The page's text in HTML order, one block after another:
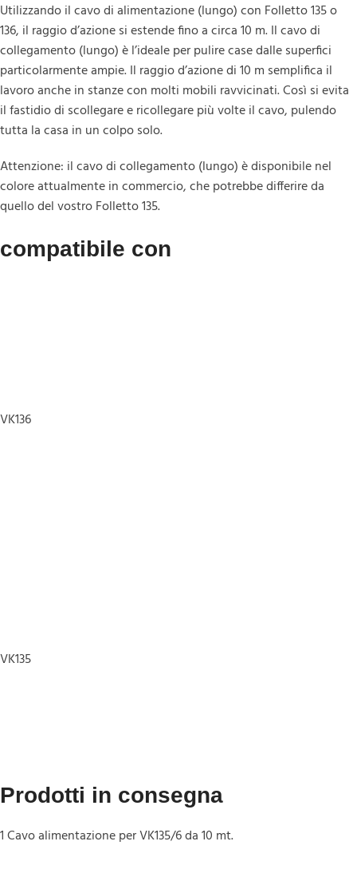
Utilizzando il cavo di alimentazione (lungo) con Folletto 135 o
136, il raggio d’azione si estende fino a circa 10 m. Il cavo di
collegamento (lungo) è l’ideale per pulire case dalle superfici
particolarmente ampie. Il raggio d’azione di 10 m semplifica il
lavoro anche in stanze con molti mobili ravvicinati. Così si evita
il fastidio di scollegare e ricollegare più volte il cavo, pulendo
tutta la casa in un colpo solo.
Attenzione: il cavo di collegamento (lungo) è disponibile nel
colore attualmente in commercio, che potrebbe differire da
quello del vostro Folletto 135.
compatibile con
VK136
VK135
Prodotti in consegna
1 Cavo alimentazione per VK135/6 da 10 mt.